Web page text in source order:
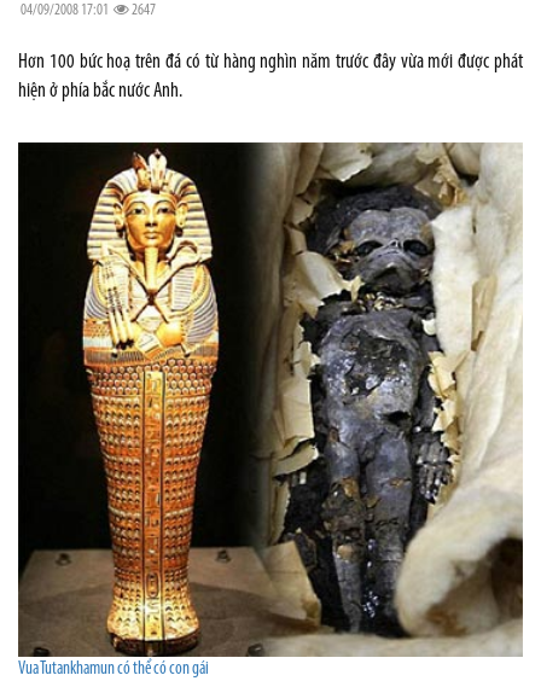
04/09/2008 17:01 2647
Hơn 100 bức hoạ trên đá có từ hàng nghìn năm trước đây vừa mới được phát
hiện ở phía bắc nước Anh.
Vua Tutankhamun có thể có con gái